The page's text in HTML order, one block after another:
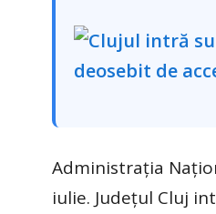
Administrația
iulie. Județul Cluj